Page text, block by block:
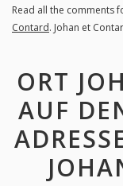
Read all the comments
Contard. Johan et
ORT
AUF